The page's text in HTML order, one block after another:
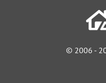
© 2006 -